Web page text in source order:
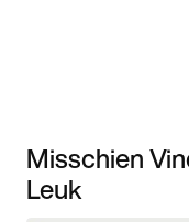
Misschien
Leuk